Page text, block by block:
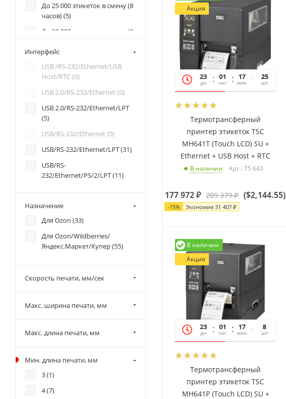
Акция
23
дн
01
час
17
мин
06
сек
25
шт
Термотрансферный
принтер этикеток TSC
MH641T (Touch LCD) SU +
Ethernet + USB Host + RTC
В наличии Арт.: 75 643
177 972₽ 209 379₽
-15% Экономия 31 407₽
($2,144.55)
В наличии
Акция
23
дн
01
час
17
мин
06
сек
8
шт
Термотрансферный
принтер этикеток TSC
MH641P (Touch LCD) SU +
До 25 000 этикеток в смену (8
часов) (5)
До 30 000 этикеток в смену (8
До 35 000 этикеток в смену (8
часов) (13)
До 5 000 этикеток в смену (8
часов) (0)
До 50 000 этикеток в смену (8
часов) (
Интерфейс
USB /RS-232/Ethernet/USB
Host/RTC (0)
USB 2.0/RS-232/Ethernet (0)
USB 2.0/RS-232/Ethernet/LPT
(5)
USB/RS-232/Ethernet (0)
USB/RS-232/Ethernet/LPT (31)
USB/RS-
232/Ethernet/PS/2/LPT (11)
USB/RS-232/Ethernet/USB
Host/RTC/Bluetooth (
USB/RS-232/Ethernet/USB
Host/RTC/GPIO (
0)
Host/RTC/WiFi (0)
host (14)
host/LPT (4)
Назначение
Для Ozon (33)
Для Ozon/Wildberries/
Яндекс.Маркет/Купер (55)
Скорость печати, мм/сек
Макс. ширина печати, мм
Макс. длина печати, мм
Мин. длина печати, мм
3 (1)
4 (7)